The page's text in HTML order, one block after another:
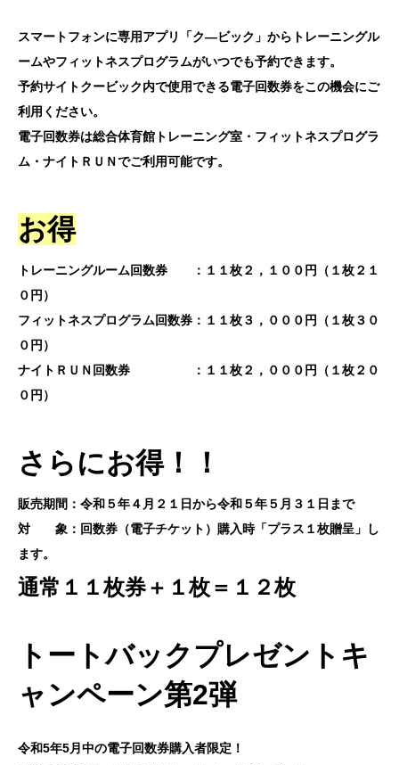
スマートフォンに専用アプリ「ク―ビック」からトレーニングル
ームやフィットネスプログラムがいつでも予約できます。
予約サイトクービック内で使用できる電子回数券をこの機会にご
利用ください。
電子回数券は総合体育館トレーニング室・フィットネスプログラ
ム・ナイトＲＵＮでご利用可能です。
お得
トレーニングルーム回数券 ：１１枚２，１００円（１枚２１
０円）
フィットネスプログラム回数券：１１枚３，０００円（１枚３０
０円）
ナイトＲＵＮ回数券 ：１１枚２，０００円（１枚２０
０円）
さらにお得！！
販売期間：令和５年４月２１日から令和５年５月３１日まで
対 象：回数券（電子チケット）購入時「プラス１枚贈呈」し
ます。
通常１１枚券＋１枚＝１２枚
トートバックプレゼントキ
ャンペーン第2弾
令和5年5月中の電子回数券購入者限定！